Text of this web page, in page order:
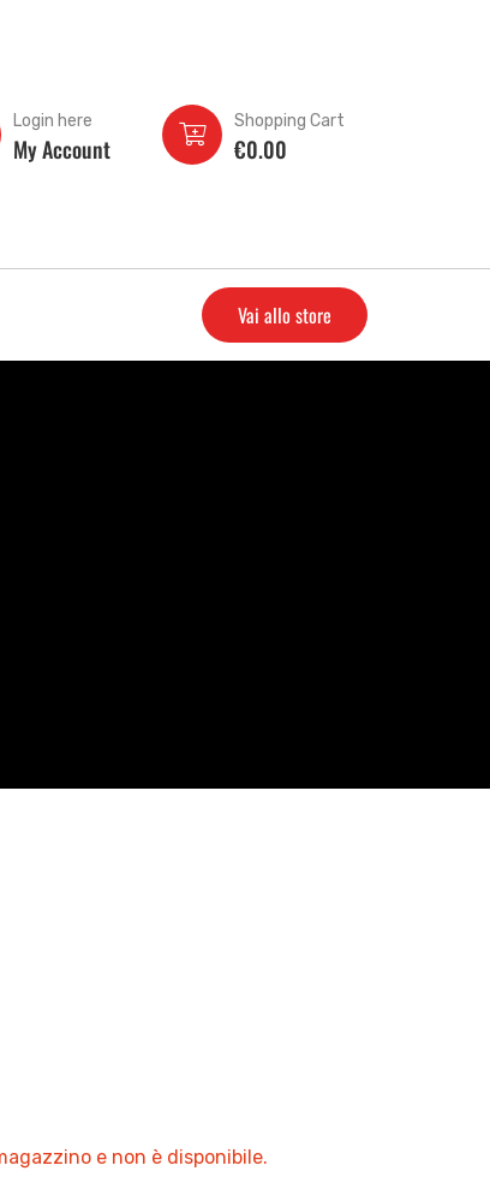
Login here
My Account
Shopping Cart
€0.00
Vai allo store
e non è disponibile.